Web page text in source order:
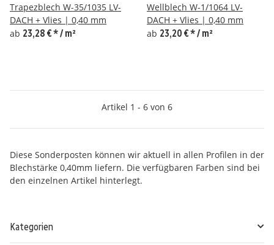
Trapezblech W-35/1035 LV-
DACH + Vlies | 0,40 mm
ab 23,28 €*/ m²
Wellblech W-1/1064 LV-
DACH + Vlies | 0,40 mm
ab 23,20 €*/ m²
Artikel 1 - 6 von 6
Diese Sonderposten können wir aktuell in allen Profilen in der
Blechstärke 0,40mm liefern. Die verfügbaren Farben sind bei
den einzelnen Artikel hinterlegt.
Kategorien